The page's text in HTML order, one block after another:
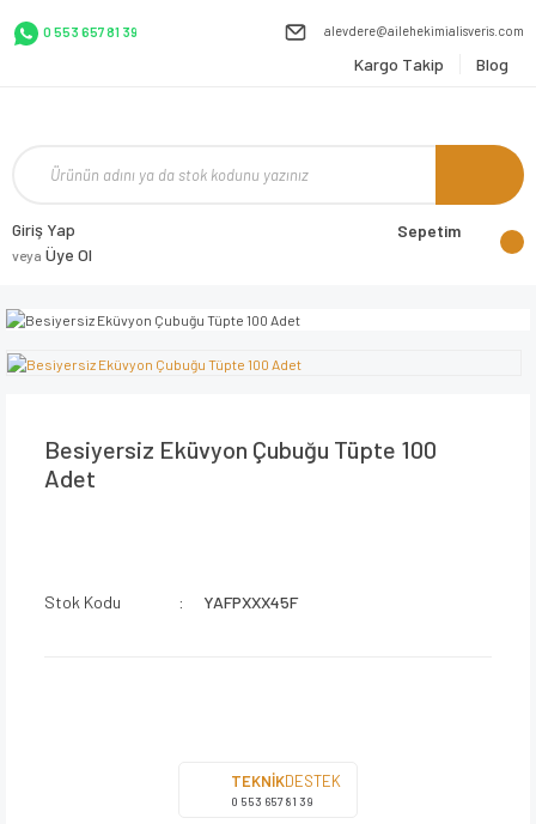
0 553 657 81 39 alevdere@ailehekimialisveris.com
Kargo Takip Blog
Giriş Yap
veya Üye Ol
Sepetim
Besiyersiz Eküvyon Çubuğu Tüpte 100
Adet
Stok Kodu YAFPXXX45F
TEKNİKDESTEK
0 553 657 81 39